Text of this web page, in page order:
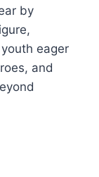
by
eager
and